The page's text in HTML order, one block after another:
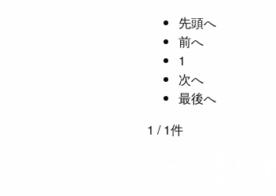
先頭へ
前へ
1
次へ
最後へ
1 / 1件